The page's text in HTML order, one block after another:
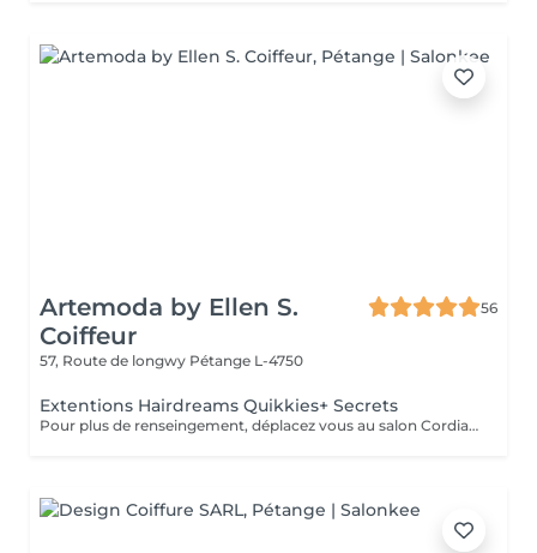
Artemoda by Ellen S.
Coiffeur
56
57, Route de longwy Pétange L-4750
Extentions Hairdreams Quikkies+ Secrets
Pour plus de renseingement, déplacez vous au salon Cordialement